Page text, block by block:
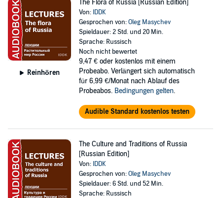
Reinhören
The Flora of Russia [Russian Edition]
Von: IDDK
Gesprochen von:Oleg Masychev
Spieldauer: 2 Std. und 20 Min.
Sprache: Russisch
Noch nicht bewertet
9,47 € oder kostenlos mit einem
Probeabo. Verlängert sich automatisch
für 6,99 €/Monat nach Ablauf des
Probeabos. Bedingungen gelten.
Audible Standard kostenlos testen
The Culture and Traditions of Russia
[Russian Edition]
Von: IDDK
Gesprochen von:Oleg Masychev
Spieldauer: 6 Std. und 52 Min.
Sprache: Russisch